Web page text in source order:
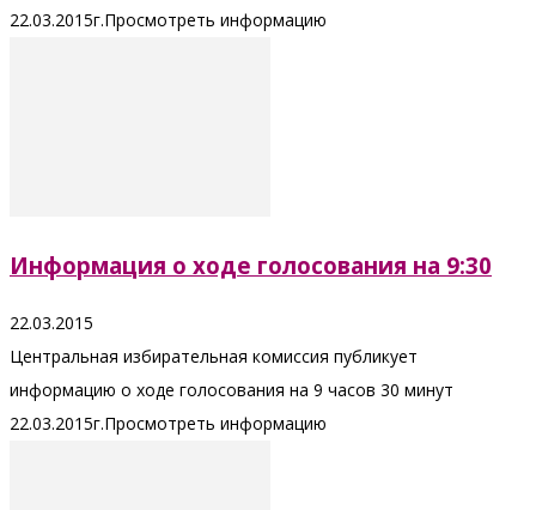
22.03.2015г.Просмотреть информацию
Информация о ходе голосования на 9:30
22.03.2015
Центральная избирательная комиссия публикует
информацию о ходе голосования на 9 часов 30 минут
22.03.2015г.Просмотреть информацию